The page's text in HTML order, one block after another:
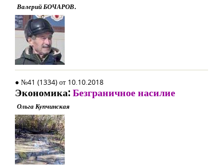
Валерий БОЧАРОВ.
● №41 (1334) от 10.10.2018
Экономика:Безграничное насилие
Ольга Купчинская